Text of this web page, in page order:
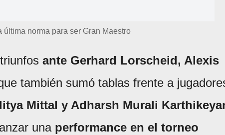
última norma para ser Gran Maestro
ante Gerhard Lorscheid, Alexis
también sumó tablas frente a
Mittal y Adharsh Murali
una performance en el torneo